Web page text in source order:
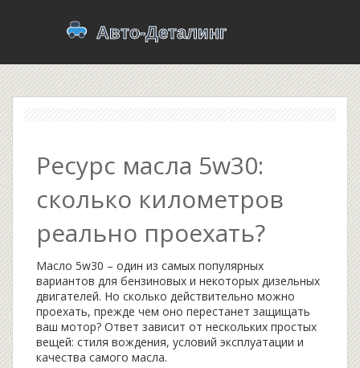
Ресурс масла 5w30:
сколько километров
реально проехать?
Масло 5w30 – один из самых популярных
вариантов для бензиновых и некоторых дизельных
двигателей. Но сколько действительно можно
проехать, прежде чем оно перестанет защищать
ваш мотор? Ответ зависит от нескольких простых
вещей: стиля вождения, условий эксплуатации и
качества самого масла.